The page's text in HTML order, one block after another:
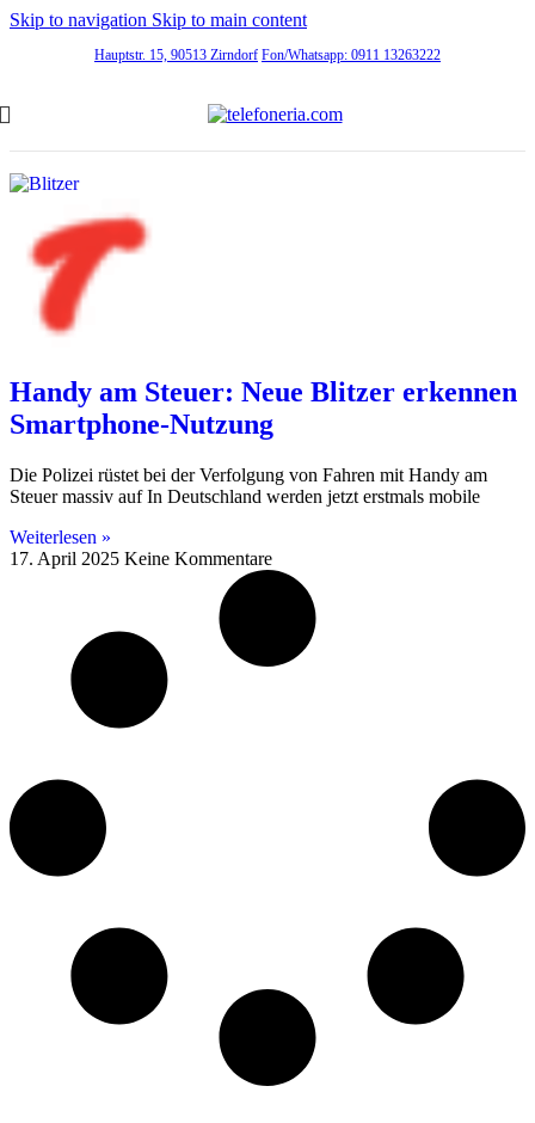
Skip to navigation Skip to main content
Hauptstr. 15, 90513 Zirndorf Fon/Whatsapp: 0911 13263222
Handy am Steuer: Neue Blitzer erkennen
Smartphone-Nutzung
Die Polizei rüstet bei der Verfolgung von Fahren mit Handy am
Steuer massiv auf In Deutschland werden jetzt erstmals mobile
Weiterlesen »
17. April 2025 Keine Kommentare